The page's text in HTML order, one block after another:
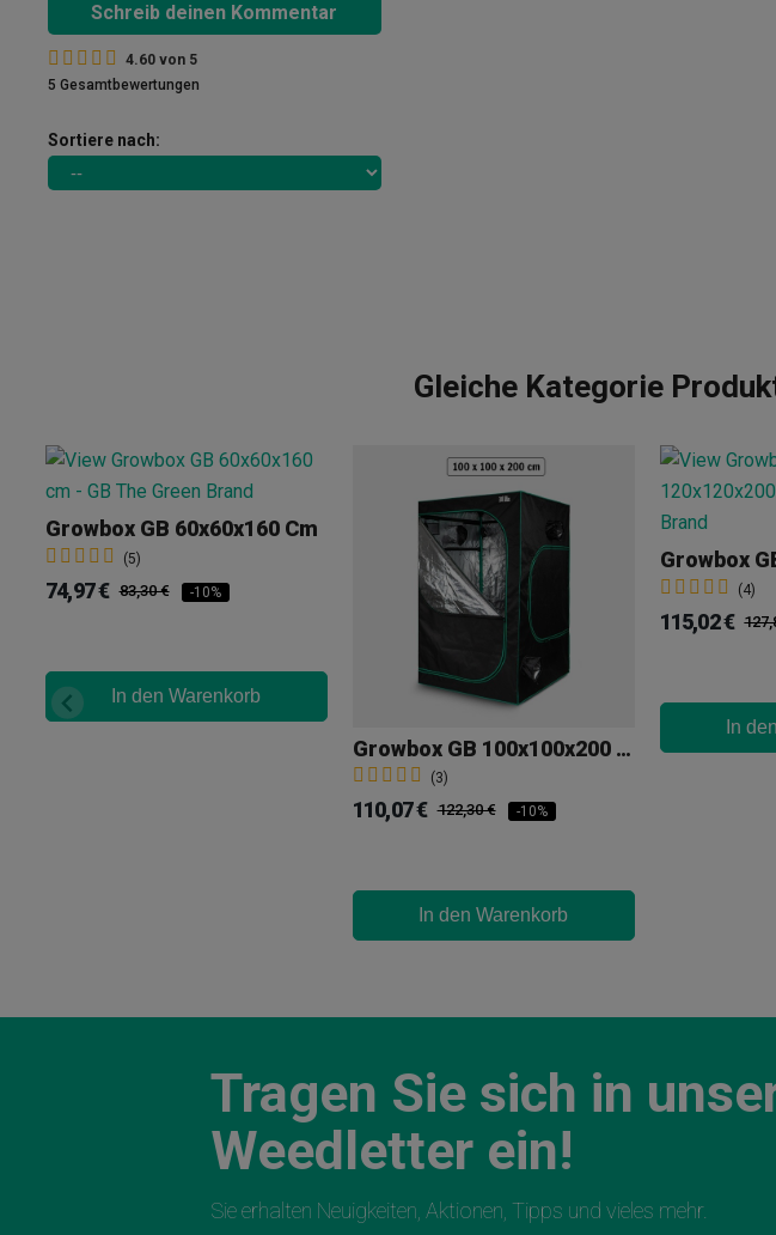
Schreib deinen Kommentar
4.60 von 5
5 Gesamtbewertungen
Sortiere nach:
Gleiche Kategorie
Growbox GB 60x60x160 Cm
(5)
74,97 € 83,30 € -10%
In den Warenkorb
Growbox GB 100x100x200 Cm
(3)
110,07 € 122,30 € -10%
In den Warenkorb
(4)
115,02 €
In
Tragen Sie sich in
Weedletter ein!
Sie erhalten Neuigkeiten, Aktionen, Tipps und vieles mehr.